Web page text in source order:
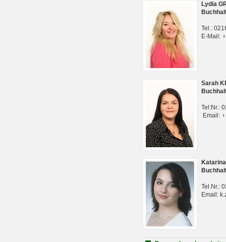
Lydia
Tel.:
E-Mail:
Sarah
Tel:Nr.:
Email:
Tel.Nr.:
Email: